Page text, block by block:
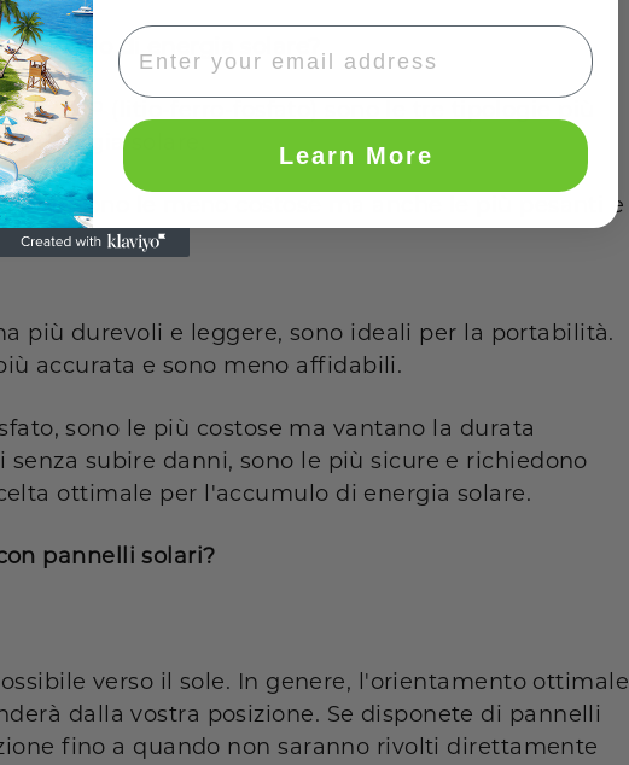
di energia solare?
e LFP (litio-ferro-fosfato) sono le tre tipologie più
energia solare.
sono le meno costose ma anche le più pesanti e
più durevoli e leggere, sono ideali per la portabilità.
accurata e sono meno affidabili.
sono le più costose ma vantano la durata
subire danni, sono le più sicure e richiedono
ottimale per l'accumulo di energia solare.
pannelli solari?
verso il sole. In genere, l'orientamento ottimale
dalla vostra posizione. Se disponete di pannelli
fino a quando non saranno rivolti direttamente
Learn More